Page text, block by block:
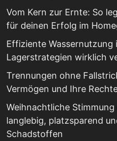
Vom Kern zur Ernte: So
für deinen Erfolg im
Effiziente Wassernutzung
Lagerstrategien wirklich
Trennungen ohne
Vermögen und Ihre
Weihnachtliche
langlebig, platzsparend
Schadstoffen